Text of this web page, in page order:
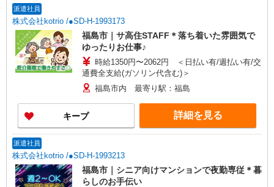
派遣社員
株式会社kotrio /●SD-H-1993173
福島市｜サ高住STAFF＊落ち着いた雰囲気で
ゆったりお仕事♪
時給1350円〜2062円 ＜日払い有/週払い有/交
通費全支給(ガソリン代含む)＞
福島市内 最寄り駅：福島
キープ 詳細を見る
派遣社員
株式会社kotrio /●SD-H-1993213
福島市｜シニア向けマンションで夜勤専従＊暮
らしのお手伝い